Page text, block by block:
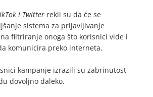
i Twitter rekli su da će se
sistema za prijavljivanje
filtriranje onoga što korisnici vide i
komunicira preko interneta.
kampanje izrazili su zabrinutost
dovoljno daleko.